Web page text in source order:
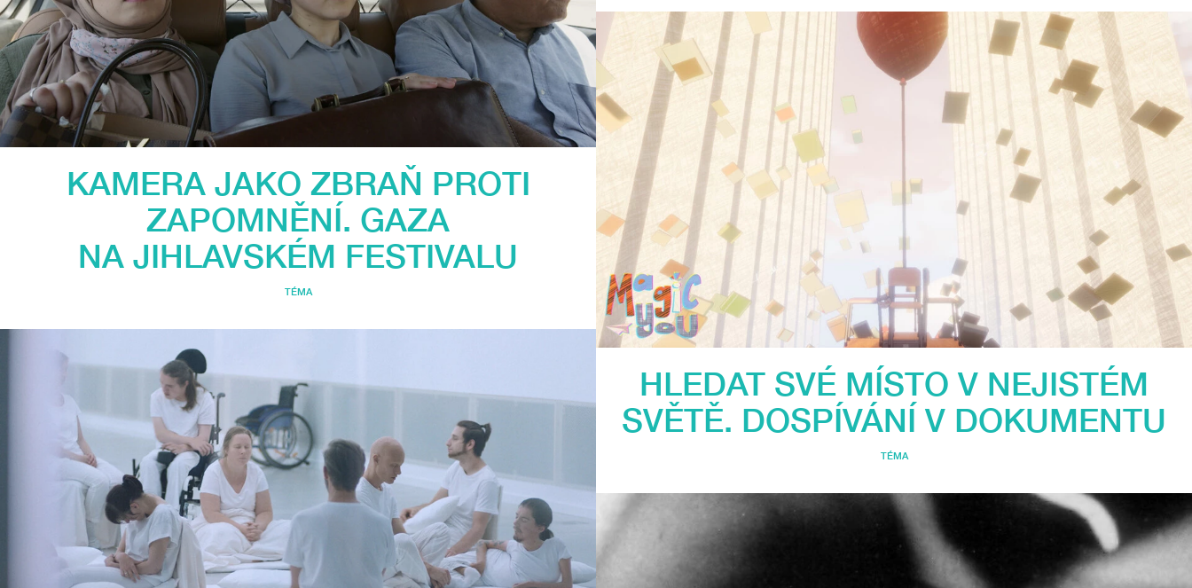
KAMERA JAKO ZBRAŇ PROTI
ZAPOMNĚNÍ. GAZA
NA JIHLAVSKÉM FESTIVALU
TÉMA
HLEDAT SVÉ MÍSTO V NEJISTÉM
SVĚTĚ. DOSPÍVÁNÍ V DOKUMENTU
TÉMA